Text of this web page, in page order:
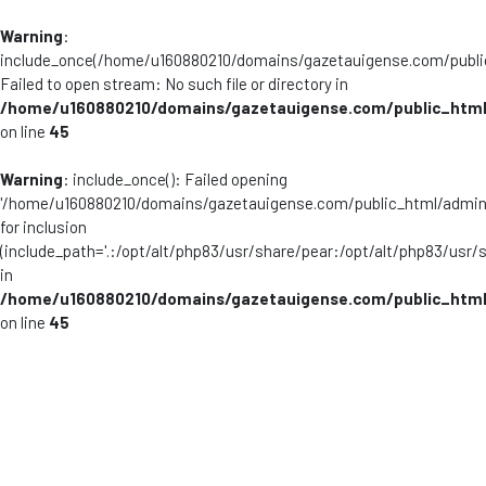
Warning:
include_once(/home/u160880210/domains/gazetauigense.com/
Failed to open stream: No such file or directory in
/home/u160880210/domains/gazetauigense.com/
on line 45
Warning: include_once(): Failed opening
'/home/u160880210/domains/gazetauigense.com/public_html/
for inclusion
(include_path='.:/opt/alt/php83/usr/share/pear:/opt/alt/php83/
in
/home/u160880210/domains/gazetauigense.com/
on line 45